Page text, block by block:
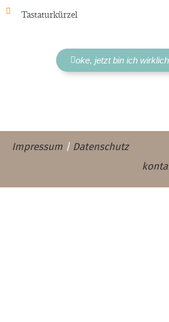
Tastaturkürzel
oke, jetzt bin ich
Impressum | Datenschutz